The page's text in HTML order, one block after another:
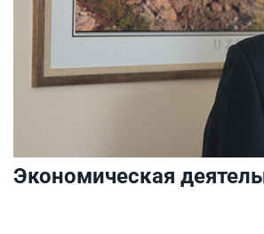
Экономическая